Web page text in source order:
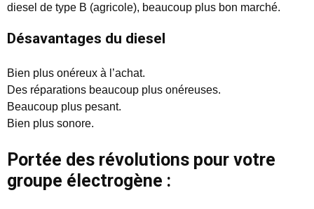
diesel de type B (agricole), beaucoup plus bon marché.
Désavantages du diesel
Bien plus onéreux à l’achat.
Des réparations beaucoup plus onéreuses.
Beaucoup plus pesant.
Bien plus sonore.
Portée des révolutions pour votre
groupe électrogène :